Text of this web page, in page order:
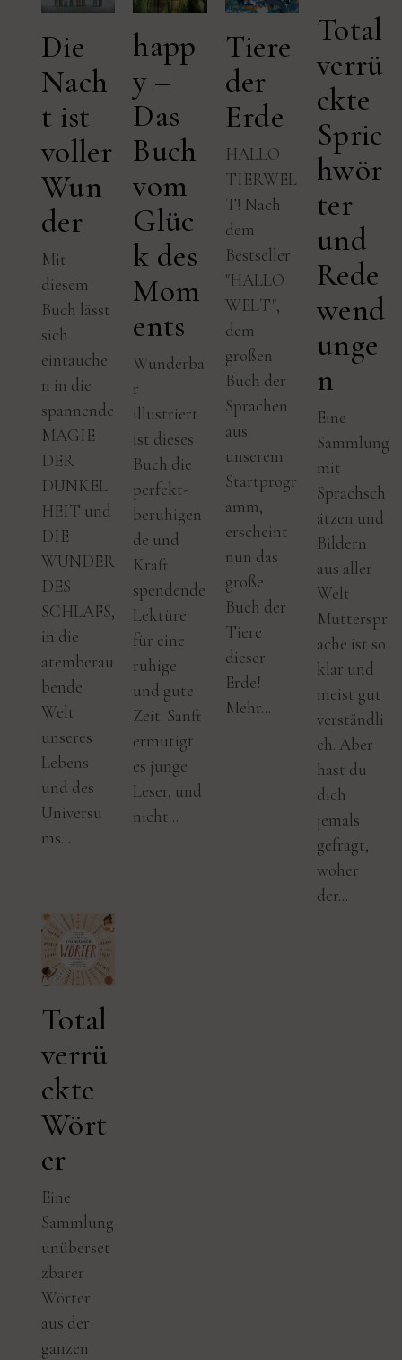
Die
Nach
t ist
voller
Wun
der
Mit
diesem
Buch lässt
sich
eintauche
n in die
spannende
MAGIE
DER
DUNKEL
HEIT und
DIE
WUNDER
DES
SCHLAFS,
in die
atemberau
bende
Welt
unseres
Lebens
und des
Universu
ms...
happ
y –
Das
Buch
vom
Glüc
k des
Mom
ents
Wunderba
r
illustriert
ist dieses
Buch die
perfekt-
beruhigen
de und
Kraft
spendende
Lektüre
für eine
ruhige
und gute
Zeit. Sanft
ermutigt
es junge
Leser, und
nicht...
Tiere
der
Erde
HALLO
TIERWEL
T! Nach
dem
Bestseller
"HALLO
WELT",
dem
großen
Buch der
Sprachen
aus
unserem
Startprogr
amm,
erscheint
nun das
große
Buch der
Tiere
dieser
Erde!
Mehr...
Total
verrü
ckte
Spric
hwör
ter
und
Rede
wend
unge
n
Eine
Sammlung
mit
Sprachsch
ätzen und
Bildern
aus aller
Welt
Mutterspr
ache ist so
klar und
meist gut
verständli
ch. Aber
hast du
dich
jemals
gefragt,
woher
der...
Total
verrü
ckte
Wört
er
Eine
Sammlung
unüberset
zbarer
Wörter
aus der
ganzen